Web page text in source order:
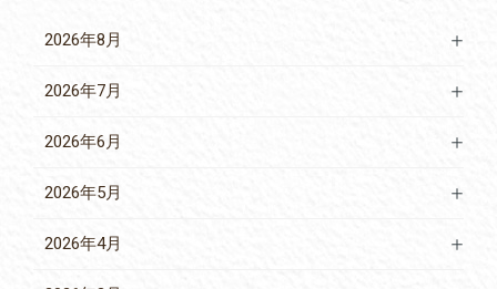
2026年8月
2026年7月
2026年6月
2026年5月
2026年4月